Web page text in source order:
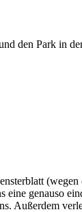
den Park in
eine genauso
Außerdem